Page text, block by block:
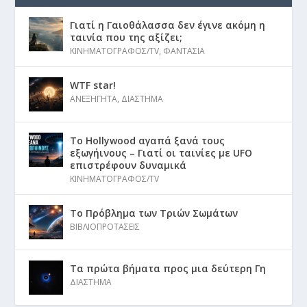
Γιατί η Γαιοθάλασσα δεν έγινε ακόμη η
ταινία που της αξίζει;
ΚΙΝΗΜΑΤΟΓΡΑΦΟΣ/TV, ΦΑΝΤΑΣΙΑ
WTF star!
ΑΝΕΞΗΓΗΤΑ, ΔΙΑΣΤΗΜΑ
Το Hollywood αγαπά ξανά τους
εξωγήινους – Γιατί οι ταινίες με UFO
επιστρέφουν δυναμικά
ΚΙΝΗΜΑΤΟΓΡΑΦΟΣ/TV
Το Πρόβλημα των Τριών Σωμάτων
ΒΙΒΛΙΟΠΡΟΤΑΣΕΙΣ
Τα πρώτα βήματα προς μια δεύτερη Γη
ΔΙΑΣΤΗΜΑ